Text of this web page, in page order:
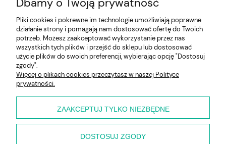
Pomoc
Moje konto
Płatności i dostawa
Pliki cookies i pokrewne im technologie umożliwiają poprawne
działanie strony i pomagają nam dostosować ofertę do Twoich
potrzeb. Możesz zaakceptować wykorzystanie przez nas
wszystkich tych plików i przejść do sklepu lub dostosować
użycie plików do swoich preferencji, wybierając opcję "Dostosuj
zgody".
Więcej o plikach cookies przeczytasz w naszej Polityce
prywatności.
ZAAKCEPTUJ TYLKO NIEZBĘDNE
DOSTOSUJ ZGODY